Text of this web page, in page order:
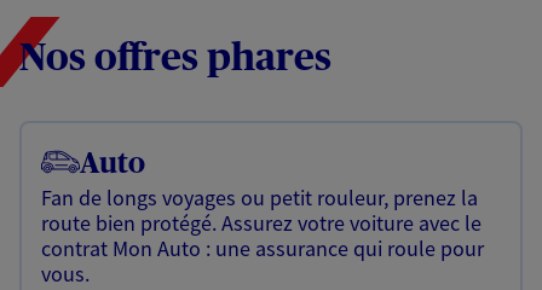
Nos offres phares
Auto
Fan de longs voyages ou petit rouleur, prenez la
route bien protégé. Assurez votre voiture avec le
contrat Mon Auto : une assurance qui roule pour
vous.